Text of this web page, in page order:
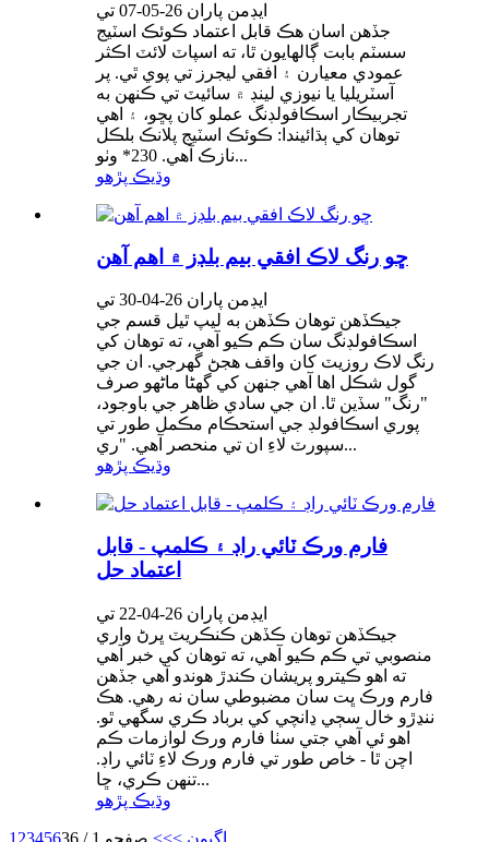
ايڊمن پاران 26-05-07 تي
جڏهن اسان هڪ قابل اعتماد ڪوئڪ اسٽيج
سسٽم بابت ڳالهايون ٿا، ته اسپاٽ لائٽ اڪثر
عمودي معيارن ۽ افقي ليجرز تي پوي ٿي. پر
آسٽريليا يا نيوزي لينڊ ۾ سائيٽ تي ڪنهن به
تجربيڪار اسڪافولڊنگ عملو کان پڇو، ۽ اهي
توهان کي ٻڌائيندا: ڪوئڪ اسٽيج پلانڪ بلڪل
نازڪ آهي. 230* وٺو...
وڌيڪ پڙهو
ڇو رنگ لاڪ افقي بيم بلڊز ۾ اهم آهن
ايڊمن پاران 26-04-30 تي
جيڪڏهن توهان ڪڏهن به ليپ ٿيل قسم جي
اسڪافولڊنگ سان ڪم ڪيو آهي، ته توهان کي
رنگ لاڪ روزيٽ کان واقف هجڻ گهرجي. ان جي
گول شڪل اها آهي جنهن کي گهڻا ماڻهو صرف
"رنگ" سڏين ٿا. ان جي سادي ظاهر جي باوجود،
پوري اسڪافولڊ جي استحڪام مڪمل طور تي
سپورٽ لاءِ ان تي منحصر آهي. "ري...
وڌيڪ پڙهو
فارم ورڪ ٽائي راڊ ۽ ڪلمپ - قابل
اعتماد حل
ايڊمن پاران 26-04-22 تي
جيڪڏهن توهان ڪڏهن ڪنڪريٽ ڀرڻ واري
منصوبي تي ڪم ڪيو آهي، ته توهان کي خبر آهي
ته اهو ڪيترو پريشان ڪندڙ هوندو آهي جڏهن
فارم ورڪ ڀت سان مضبوطي سان نه رهي. هڪ
ننڍڙو خال سڄي ڍانچي کي برباد ڪري سگهي ٿو.
اهو ئي آهي جتي سٺا فارم ورڪ لوازمات ڪم
اچن ٿا - خاص طور تي فارم ورڪ لاءِ ٽائي راڊ.
تنهن ڪري، ڇا...
وڌيڪ پڙهو
1 23456 اڳيون >>> صفحو 1 / 36